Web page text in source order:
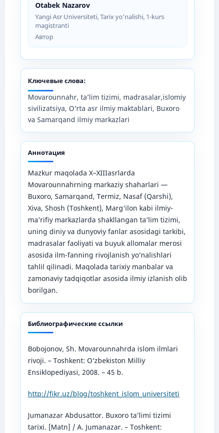
Otabek Nazarov
Yangi Asr Universiteti, Tarix yo‘nalishi, 1-kurs
magistranti
Автор
Ключевые слова:
Movarounnahr, ta’lim tizimi, madrasalar,islomiy
sivilizatsiya, O‘rta asr ilmiy maktablari, Buxoro
va Samarqand ilmiy markazlari
Аннотация
Mazkur maqolada X–XIIIasrlarda
Movarounnahrning markaziy shaharlari —
Buxoro, Samarqand, Termiz, Nasaf (Qarshi),
Xiva, Shosh (Toshkent), Marg‘ilon kabi ilmiy-
ma’rifiy markazlarda shakllangan ta’lim tizimi,
uning diniy va dunyoviy fanlar asosidagi tarkibi,
madrasalar faoliyati va buyuk allomalar merosi
asosida ilm-fanning rivojlanish yo‘nalishlari
tahlil qilinadi. Maqolada tarixiy manbalar va
zamonaviy tadqiqotlar asosida ilmiy izlanish olib
borilgan.
Библиографические ссылки
Bobojonov, Sh. Movarounnahrda islom ilmlari
rivoji. – Toshkent: O‘zbekiston Milliy
Ensiklopediyasi, 2008. – 45 b.
http://fikr.uz/blog/toshkent_islom_universiteti
Jumanazar Abdusattor. Buxoro ta’limi tizimi
tarixi. [Matn] / А. Jumanazar. – Toshkent: